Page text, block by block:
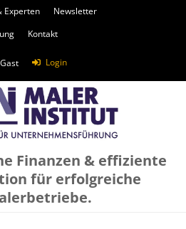
Experten
Newsletter
Kontakt
Gast Login
Finanzen & effiziente
für erfolgreiche